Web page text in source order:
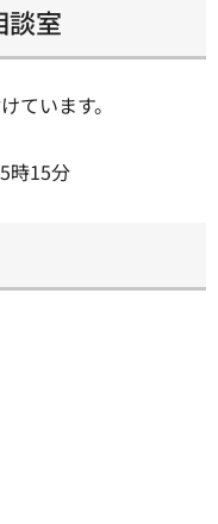
談室
ています。
時15分